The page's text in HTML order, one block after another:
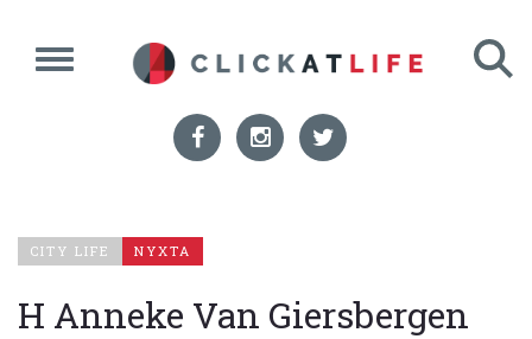
CITY LIFE ΝΥΧΤΑ
Η Anneke Van Giersbergen